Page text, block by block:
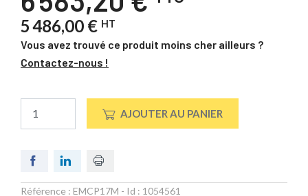
5 486,00 € HT
Vous avez trouvé ce produit moins cher ailleurs ?
Contactez-nous !
AJOUTER AU PANIER
Référence : EMCP17M - Id : 1054561